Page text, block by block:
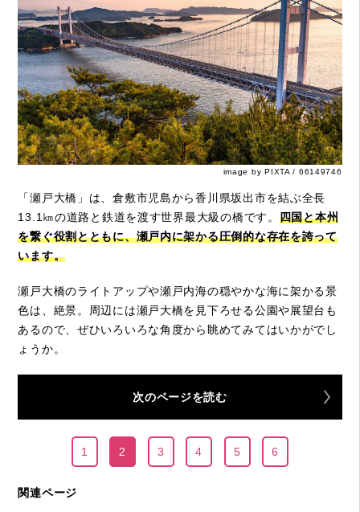
image by PIXTA / 66149746
「瀬戸大橋」は、倉敷市児島から香川県坂出市を結ぶ全長
13.1㎞の道路と鉄道を渡す世界最大級の橋です。 四国と本州
を繋ぐ役割とともに、瀬戸内に架かる圧倒的な存在を誇って
います。
瀬戸大橋のライトアップや瀬戸内海の穏やかな海に架かる景
色は、絶景。周辺には瀬戸大橋を見下ろせる公園や展望台も
あるので、ぜひいろいろな角度から眺めてみてはいかがでし
ょうか。
次のページを読む
1 2 3 4 5 6
関連ページ